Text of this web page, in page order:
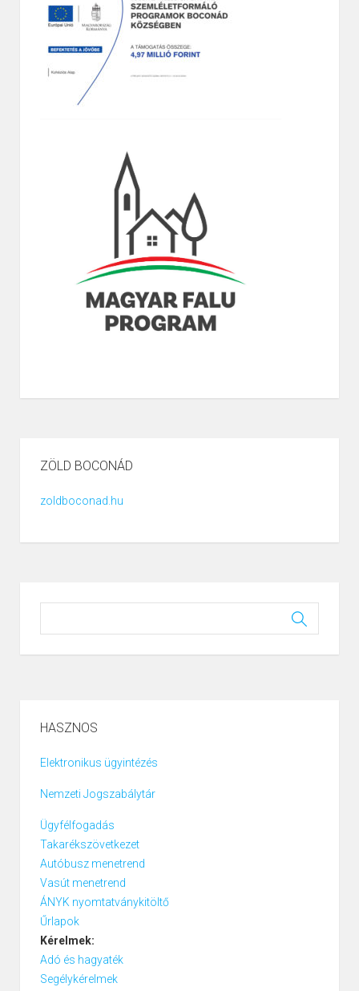
ZÖLD BOCONÁD
zoldboconad.hu
HASZNOS
Elektronikus ügyintézés
Nemzeti Jogszabálytár
Ügyfélfogadás
Takarékszövetkezet
Autóbusz menetrend
Vasút menetrend
ÁNYK nyomtatványkitöltő
Űrlapok
Kérelmek:
Adó és hagyaték
Segélykérelmek